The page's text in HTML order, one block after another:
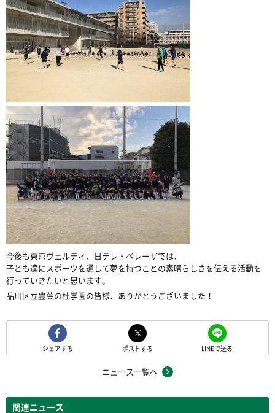
今後も東京ヴェルディ、日テレ・ベレーザでは、
子ども達にスポーツを通して夢を持つことの素晴らしさを伝える活動を
行っていきたいと思います。
品川区立豊葉の杜学園の皆様、ありがとうございました！
シェアする ポストする LINEで送る
ニュース一覧へ
関連ニュース